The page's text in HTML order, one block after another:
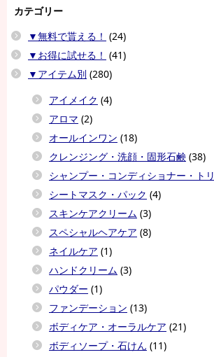
カテゴリー
▼無料で貰える！ (24)
▼お得に試せる！ (41)
▼アイテム別 (280)
アイメイク (4)
アロマ (2)
オールインワン (18)
クレンジング・洗顔・固形石鹸 (38)
シャンプー・コンディショナー・ト
シートマスク・パック (4)
スキンケアクリーム (3)
スペシャルヘアケア (8)
ネイルケア (1)
ハンドクリーム (3)
パウダー (1)
ファンデーション (13)
ボディケア・オーラルケア (21)
ボディソープ・石けん (11)